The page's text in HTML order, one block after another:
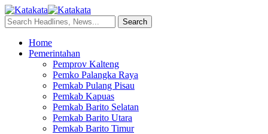
Home
Pemerintahan
Pemprov Kalteng
Pemko Palangka Raya
Pemkab Pulang Pisau
Pemkab Kapuas
Pemkab Barito Selatan
Pemkab Barito Utara
Pemkab Barito Timur